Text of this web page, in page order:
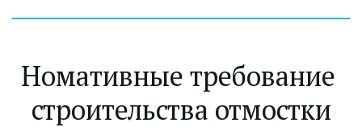
Номативные требование
строительства отмостки